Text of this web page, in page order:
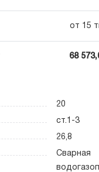
от 15
68
20
ст.1-3
26,8
Сварная